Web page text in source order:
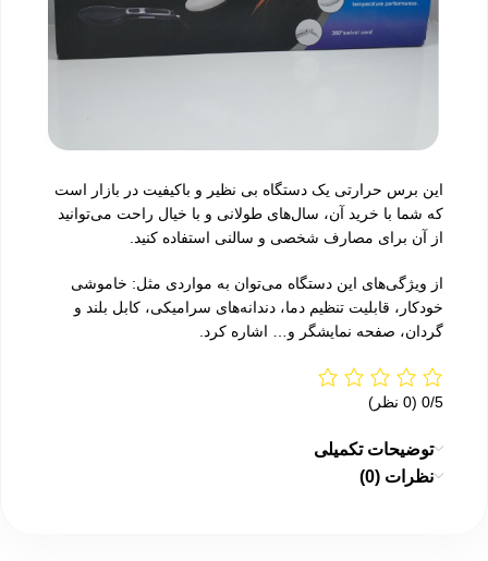
این برس حرارتی یک دستگاه بی نظیر و باکیفیت در بازار است
که شما با خرید آن، سال‌های طولانی و با خیال راحت می‌توانید
از آن برای مصارف شخصی و سالنی استفاده کنید.
از ویژگی‌های این دستگاه می‌توان به مواردی مثل: خاموشی
خودکار، قابلیت تنظیم دما، دندانه‌های سرامیکی، کابل بلند و
گردان، صفحه نمایشگر و… اشاره کرد.
‫0/5 ‫(0 نظر)
توضیحات تکمیلی
نظرات (0)